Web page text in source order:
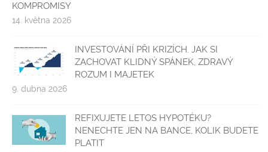
KOMPROMISY
14. května 2026
INVESTOVÁNÍ PŘI KRIZÍCH. JAK SI
ZACHOVAT KLIDNÝ SPÁNEK, ZDRAVÝ
ROZUM I MAJETEK
9. dubna 2026
REFIXUJETE LETOS HYPOTÉKU?
NENECHTE JEN NA BANCE, KOLIK BUDETE
PLATIT